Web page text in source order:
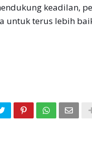
keadilan,
untuk terus lebih